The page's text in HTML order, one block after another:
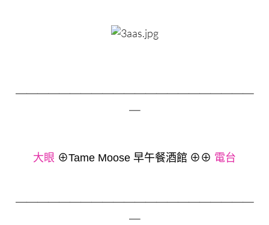
大眼 ⊕Tame Moose 早午餐酒館 ⊕⊕ 電台